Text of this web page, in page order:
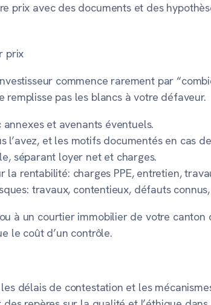
prix avec des documents et des
prix
commence rarement par
remplisse pas les blancs à votre défaveur.
et avenants éventuels.
l’avez, et les motifs documentés en cas
séparant loyer net et charges.
la rentabilité: charges PPE, entretien,
travaux, contentieux, défauts
à un courtier immobilier de votre
le coût d’un contrôle.
délais de contestation et les